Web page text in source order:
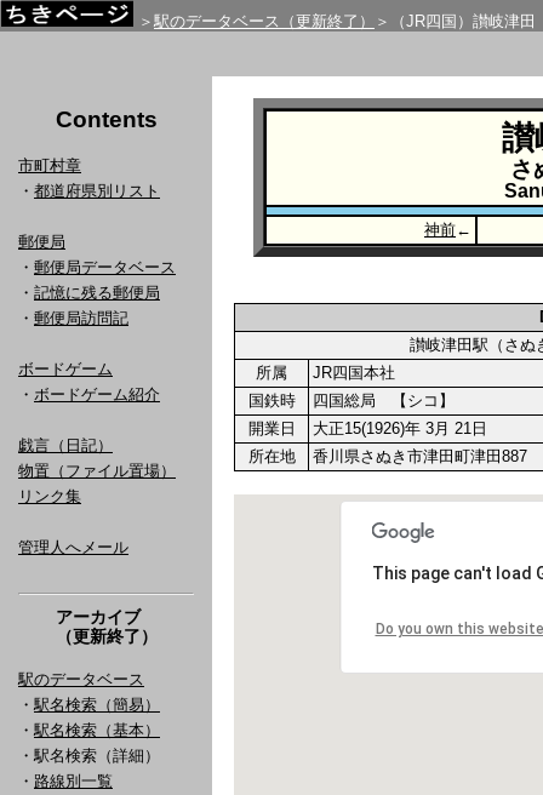
＞ 駅のデータベース（更新終了） ＞（JR四国）讃岐津田
Contents
市町村章
・ 都道府県別リスト
郵便局
・ 郵便局データベース
・ 記憶に残る郵便局
・ 郵便局訪問記
ボードゲーム
・ ボードゲーム紹介
戯言（日記）
物置（ファイル置場）
リンク集
管理人へメール
アーカイブ
（更新終了）
駅のデータベース
・ 駅名検索（簡易）
・ 駅名検索（基本）
・駅名検索（詳細）
・ 路線別一覧
讃
さ
神前←
讃岐津田駅（さ
所属
JR四国本社
国鉄時
四国総局 【シコ】
開業日
大正15(1926)年 3月 21日
所在地
香川県さぬき市津田町津田887